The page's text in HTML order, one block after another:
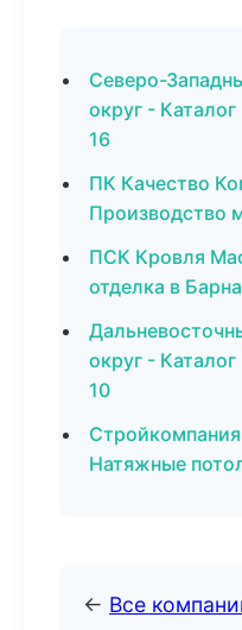
Северо-
округ -
16
ПК Качество
Производство
ПСК Кровля
отделка в
округ -
10
Натяжные
← Все